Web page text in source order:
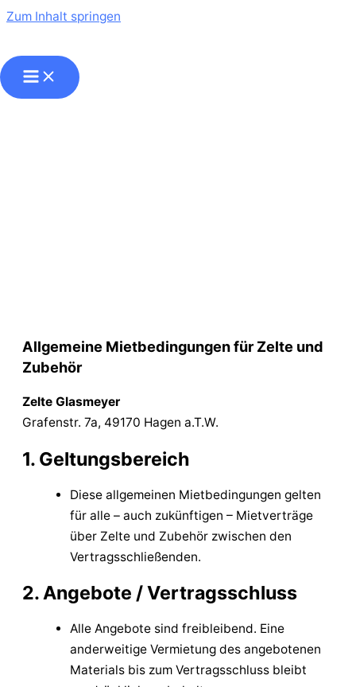
Zum Inhalt springen
Allgemeine Mietbedingungen für Zelte und
Zubehör
Zelte Glasmeyer
Grafenstr. 7a, 49170 Hagen a.T.W.
1. Geltungsbereich
Diese allgemeinen Mietbedingungen gelten
für alle – auch zukünftigen – Mietverträge
über Zelte und Zubehör zwischen den
Vertragsschließenden.
2. Angebote / Vertragsschluss
Alle Angebote sind freibleibend. Eine
anderweitige Vermietung des angebotenen
Materials bis zum Vertragsschluss bleibt